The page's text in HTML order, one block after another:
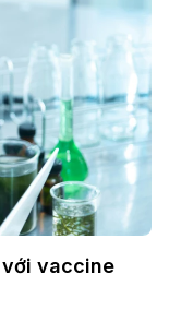
với vaccine